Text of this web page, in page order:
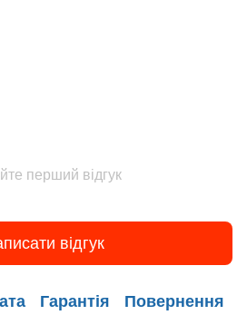
перший відгук
відгук
Гарантія Повернення